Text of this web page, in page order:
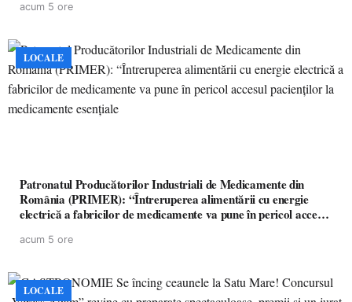
acum 5 ore
LOCALE
Patronatul Producătorilor Industriali de Medicamente din
România (PRIMER): “Întreruperea alimentării cu energie
electrică a fabricilor de medicamente va pune în pericol accesul
acum 5 ore
LOCALE